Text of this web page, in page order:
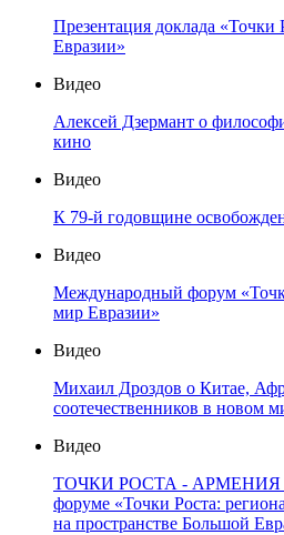
Презентация доклада
Евразии»
Видео
Алексей Дзермант о
кино
Видео
К 79-й годовщине
Видео
Международный форум
мир Евразии»
Видео
Михаил Дроздов о Китае,
соотечественников в новом
Видео
ТОЧКИ РОСТА - АРМЕНИЯ
форуме «Точки Роста:
на пространстве Большой